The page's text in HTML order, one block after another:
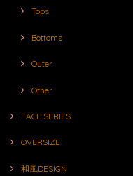
Tops
Bottoms
Outer
Other
FACE SERIES
OVERSIZE
和風DESIGN